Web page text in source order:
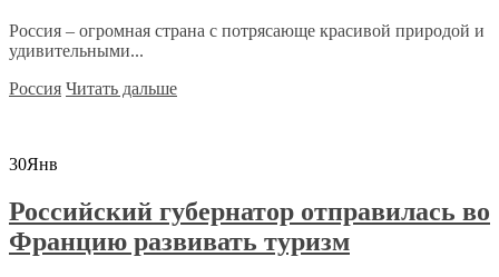
Россия – огромная страна с потрясающе красивой природой и
удивительными...
Россия Читать дальше
30Янв
Российский губернатор отправилась во
Францию развивать туризм